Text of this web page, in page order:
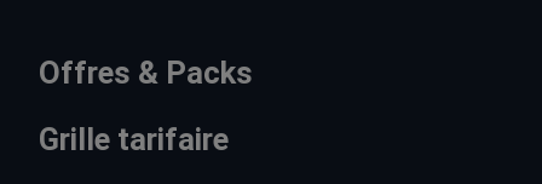
Offres & Packs
Grille tarifaire